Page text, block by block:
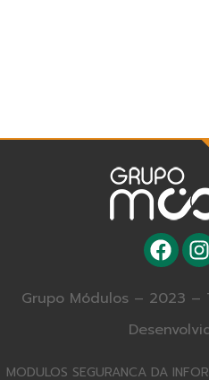
Grupo Módulos – 2023 –
MODULOS SEGURANCA DA